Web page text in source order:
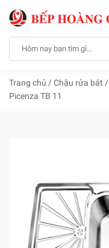
Trang chủ /Chậu rửa bát /
Picenza TB 11